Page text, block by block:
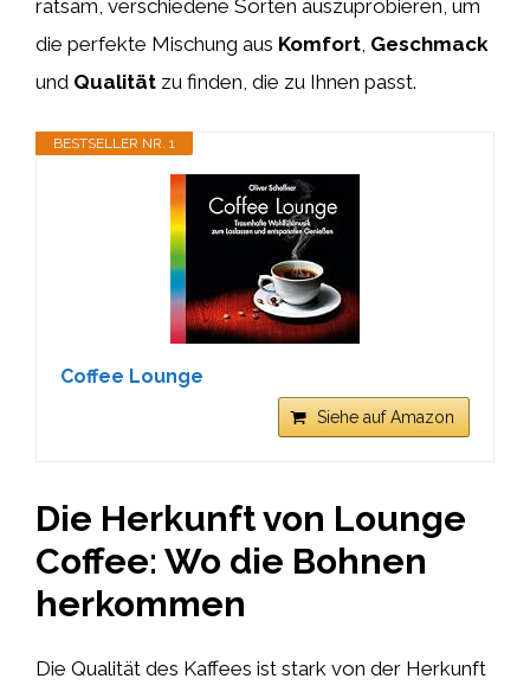
ratsam, verschiedene Sorten auszuprobieren, um
die perfekte Mischung aus Komfort, Geschmack
und Qualität zu finden, die zu Ihnen passt.
BESTSELLER NR. 1
Coffee Lounge
Siehe auf Amazon
Die Herkunft von Lounge
Coffee: Wo die Bohnen
herkommen
Die Qualität des Kaffees ist stark von der Herkunft